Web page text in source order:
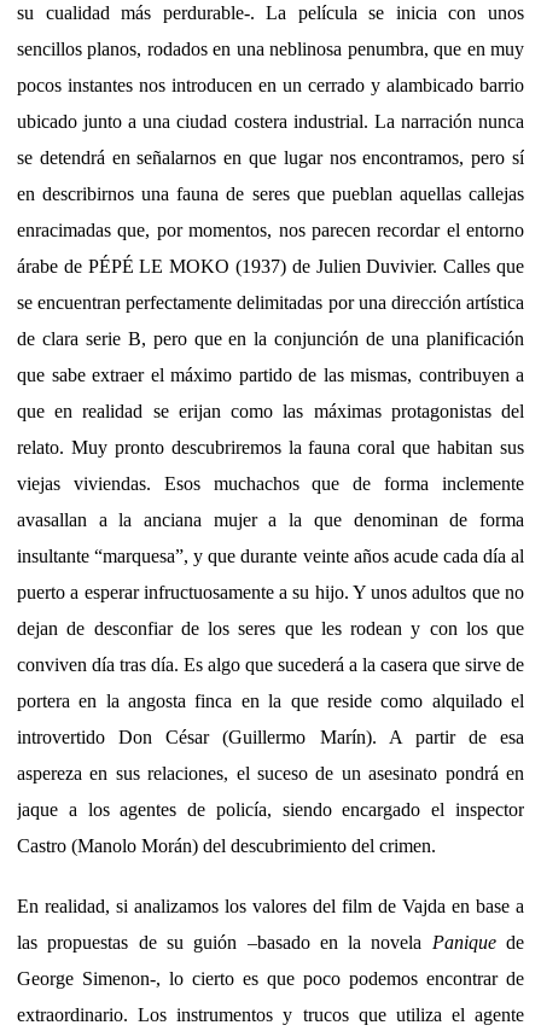
su cualidad más perdurable-. La película se inicia con unos
sencillos planos, rodados en una neblinosa penumbra, que en muy
pocos instantes nos introducen en un cerrado y alambicado barrio
ubicado junto a una ciudad costera industrial. La narración nunca
se detendrá en señalarnos en que lugar nos encontramos, pero sí
en describirnos una fauna de seres que pueblan aquellas callejas
enracimadas que, por momentos, nos parecen recordar el entorno
árabe de PÉPÉ LE MOKO (1937) de Julien Duvivier. Calles que
se encuentran perfectamente delimitadas por una dirección artística
de clara serie B, pero que en la conjunción de una planificación
que sabe extraer el máximo partido de las mismas, contribuyen a
que en realidad se erijan como las máximas protagonistas del
relato. Muy pronto descubriremos la fauna coral que habitan sus
viejas viviendas. Esos muchachos que de forma inclemente
avasallan a la anciana mujer a la que denominan de forma
insultante “marquesa”, y que durante veinte años acude cada día al
puerto a esperar infructuosamente a su hijo. Y unos adultos que no
dejan de desconfiar de los seres que les rodean y con los que
conviven día tras día. Es algo que sucederá a la casera que sirve de
portera en la angosta finca en la que reside como alquilado el
introvertido Don César (Guillermo Marín). A partir de esa
aspereza en sus relaciones, el suceso de un asesinato pondrá en
jaque a los agentes de policía, siendo encargado el inspector
Castro (Manolo Morán) del descubrimiento del crimen.
En realidad, si analizamos los valores del film de Vajda en base a
las propuestas de su guión –basado en la novela Paniquede
George Simenon-, lo cierto es que poco podemos encontrar de
extraordinario. Los instrumentos y trucos que utiliza el agente